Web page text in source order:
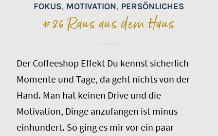
FOKUS, MOTIVATION, PERSÖNLICHES
#26 Raus aus dem Haus
Der Coffeeshop Effekt Du kennst sicherlich
Momente und Tage, da geht nichts von der
Hand. Man hat keinen Drive und die
Motivation, Dinge anzufangen ist minus
einhundert. So ging es mir vor ein paar